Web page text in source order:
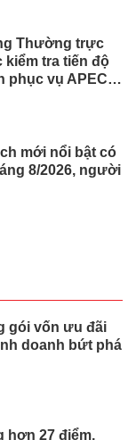
Thường trực
kiểm tra tiến độ
phục vụ APEC
mới nổi bật có
8/2026, người
gói vốn ưu đãi
doanh bứt phá
hơn 27 điểm,